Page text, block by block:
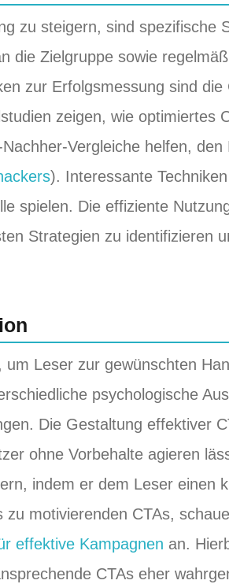
zu steigern, sind spezifische
die Zielgruppe sowie
zur Erfolgsmessung sind
zeigen, wie optimiertes
Vergleiche helfen,
). Interessante
spielen. Die effiziente
Strategien zu identifizieren
Leser zur gewünschten
psychologische
Die Gestaltung effektiver
ohne Vorbehalte agieren
indem er dem Leser einen
motivierenden CTAs,
effektive Kampagnen an.
CTAs eher